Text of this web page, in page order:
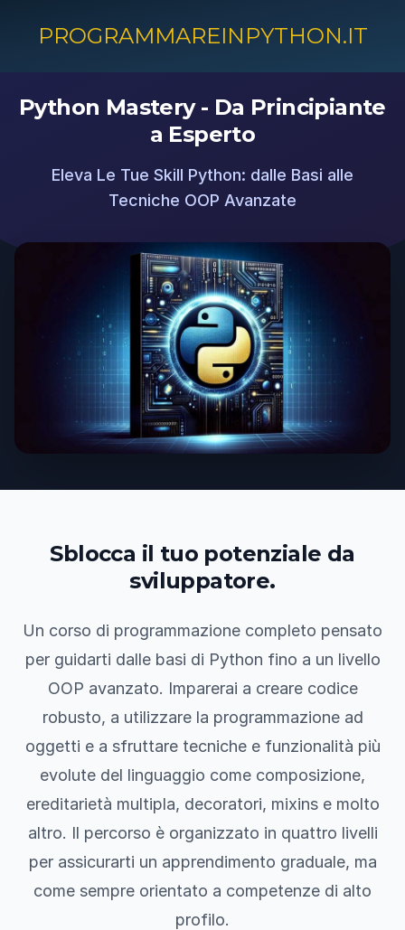
PROGRAMMAREINPYTHON.IT
Python Mastery - Da Principiante
a Esperto
Eleva Le Tue Skill Python: dalle Basi alle
Tecniche OOP Avanzate
Sblocca il tuo potenziale da
sviluppatore.
Un corso di programmazione completo pensato
per guidarti dalle basi di Python fino a un livello
OOP avanzato. Imparerai a creare codice
robusto, a utilizzare la programmazione ad
oggetti e a sfruttare tecniche e funzionalità più
evolute del linguaggio come composizione,
ereditarietà multipla, decoratori, mixins e molto
altro. Il percorso è organizzato in quattro livelli
per assicurarti un apprendimento graduale, ma
come sempre orientato a competenze di alto
profilo.